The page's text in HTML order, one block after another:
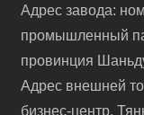
Адрес завода:
промышленный
провинция
Адрес внешней
бизнес-центр,